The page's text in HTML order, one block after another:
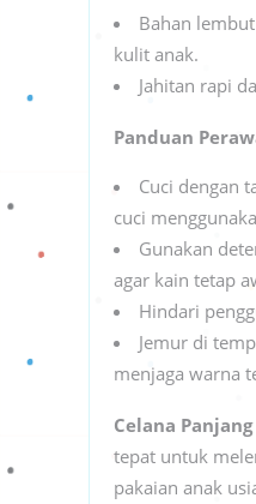
Bahan
kulit anak.
Jahitan rapi
Panduan
Cuci dengan
cuci
Gunakan
agar kain tetap
Hindari
Jemur di
menjaga warna
Celana
tepat untuk
pakaian anak